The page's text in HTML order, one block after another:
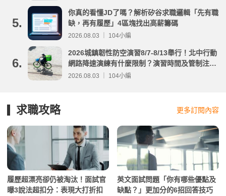
5.
你真的看懂JD了嗎？解析矽谷求職邏輯「先有職
缺，再有履歷」4區塊找出高薪籌碼
2026.08.03 ｜ 104小編
6.
2026城鎮韌性防空演習8/7-8/13舉行！北中行動
網路降速演練有什麼限制？演習時間及管制注意
事項整理
2026.08.03 ｜ 104小編
求職攻略 更多訂閱內容
履歷超漂亮卻仍被淘汰！面試官
曝3說法超扣分：表現大打折扣
英文面試問題「你有哪些優點及
缺點？」更加分的6招回答技巧